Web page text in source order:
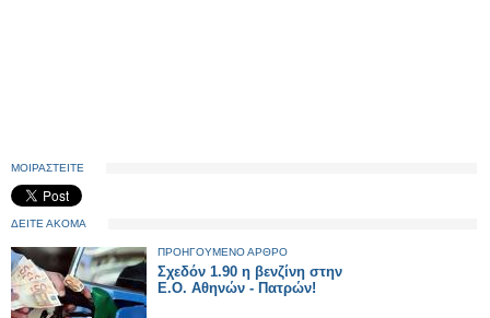
ΜΟΙΡΑΣΤΕΙΤΕ
ΔΕΙΤΕ ΑΚΟΜΑ
ΠΡΟΗΓΟΥΜΕΝΟ ΑΡΘΡΟ
Σχεδόν 1.90 η βενζίνη στην
Ε.Ο. Αθηνών - Πατρών!